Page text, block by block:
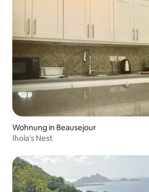
Wohnung in Beausejour
Ihola's Nest